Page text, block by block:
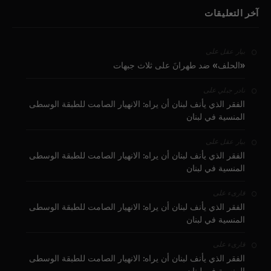
آخر التعليقات
بيار عقل على
«الحلف» ضد طهرانَ على ثلاث جبهات
نادر جبلي على
الفقر الذي يأنف لبنان أن يراه: الانهيار الصامت للطبقة الوسطى
المنسية في لبنان
بيار عقل على
الفقر الذي يأنف لبنان أن يراه: الانهيار الصامت للطبقة الوسطى
المنسية في لبنان
قارىء على
الفقر الذي يأنف لبنان أن يراه: الانهيار الصامت للطبقة الوسطى
المنسية في لبنان
قارىء على
الفقر الذي يأنف لبنان أن يراه: الانهيار الصامت للطبقة الوسطى